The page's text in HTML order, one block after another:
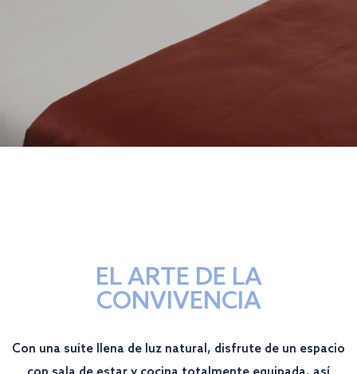
EL ARTE DE LA
CONVIVENCIA
Con una suite llena de luz natural, disfrute de un espacio